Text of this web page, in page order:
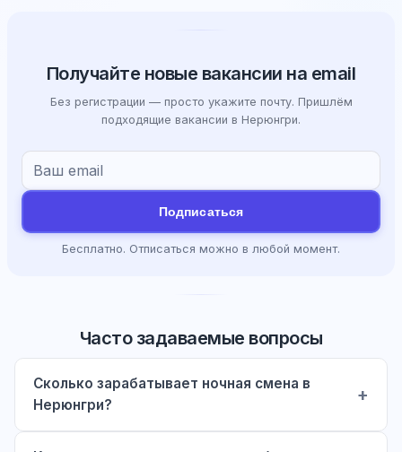
Получайте новые вакансии на email
Без регистрации — просто укажите почту. Пришлём
подходящие вакансии в Нерюнгри.
Подписаться
Бесплатно. Отписаться можно в любой момент.
Часто задаваемые вопросы
Сколько зарабатывает ночная смена в
Нерюнгри?